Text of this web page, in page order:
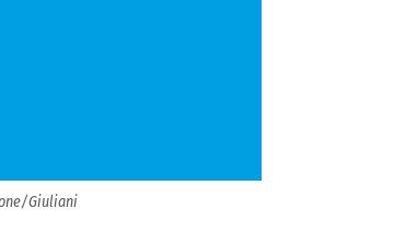
Giuliani